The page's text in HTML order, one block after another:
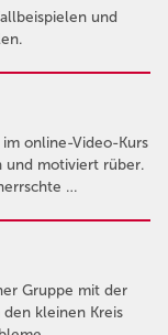
und
online-Video-Kurs
und motiviert rüber.
…
Gruppe mit der
kleinen Kreis